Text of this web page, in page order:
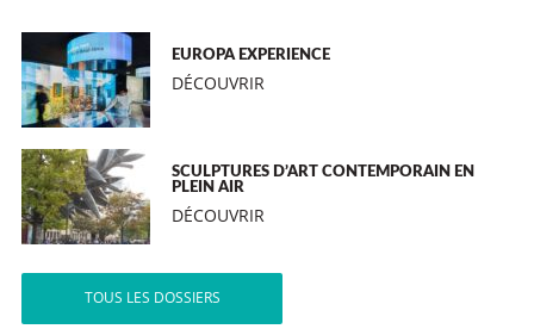
EUROPA EXPERIENCE
DÉCOUVRIR
SCULPTURES D’ART CONTEMPORAIN EN
PLEIN AIR
DÉCOUVRIR
TOUS LES DOSSIERS